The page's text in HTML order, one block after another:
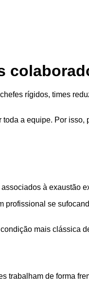
rígidos, times
a equipe. Por isso,
à exaustão
profissional se
mais clássica
trabalham de forma